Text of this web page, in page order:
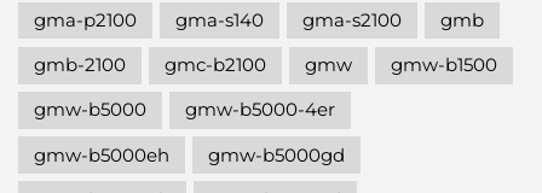
gma-p2100
gma-s140 gma-s2100
gmb
gmb-2100
gmc-b2100 gmw
gmw-b1500
gmw-b5000
gmw-b5000-4er
gmw-b5000eh
gmw-b5000gd